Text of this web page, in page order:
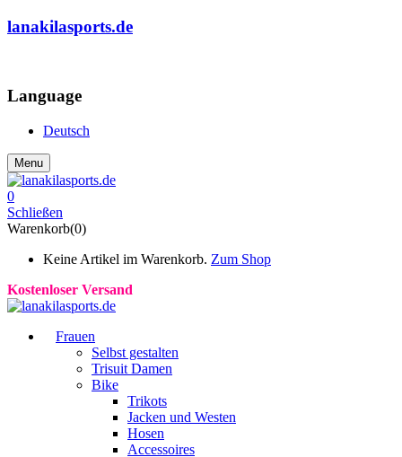
lanakilasports.de
Language
Deutsch
Menu
0
Schließen
Warenkorb(0)
Keine Artikel im Warenkorb. Zum Shop
Kostenloser Versand
Frauen
Selbst gestalten
Trisuit Damen
Bike
Trikots
Jacken und Westen
Hosen
Accessoires